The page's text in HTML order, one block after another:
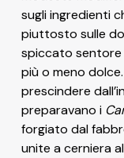
sugli ingredienti
piuttosto sulle
spiccato sentore
più o meno
prescindere
preparavano i
forgiato dal
unite a cerniera